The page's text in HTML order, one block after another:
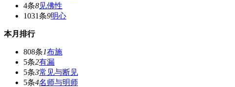
4条8见佛性
1031条9明心
本月排行
808条1布施
5条2有漏
5条3常见与断见
5条4名师与明师